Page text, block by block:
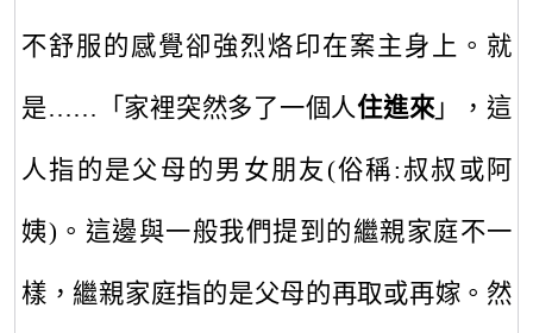
不舒服的感覺卻強烈烙印在案主身上。就
是…… 「家裡突然多了一個人住進來 」，這
人指的是父母的男女朋友 (俗稱:叔叔或阿
姨) 。這邊與一般我們提到的繼親家庭不一
樣 ，繼親家庭指的是父母的再取或再嫁。然